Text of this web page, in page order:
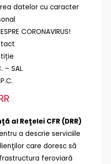
datelor cu caracter
CORONAVIRUS!
– SAL
al Reţelei CFR (DRR)
a descrie serviciile
care doresc să
feroviară